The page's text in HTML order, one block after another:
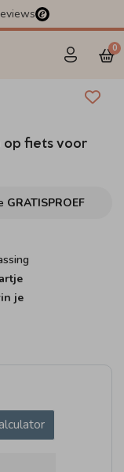
0
fiets voor
GRATISPROEF
je